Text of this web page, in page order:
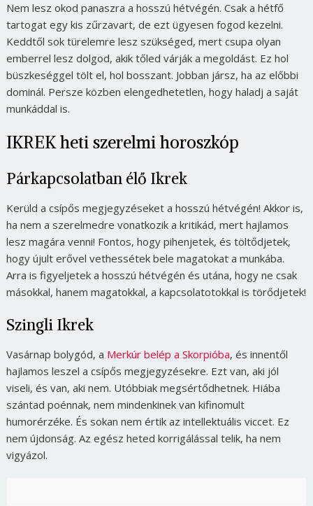
Nem lesz okod panaszra a hosszú hétvégén. Csak a hétfő
tartogat egy kis zűrzavart, de ezt ügyesen fogod kezelni.
Keddtől sok türelemre lesz szükséged, mert csupa olyan
emberrel lesz dolgod, akik tőled várják a megoldást. Ez hol
büszkeséggel tölt el, hol bosszant. Jobban jársz, ha az előbbi
dominál. Persze közben elengedhetetlen, hogy haladj a saját
munkáddal is.
IKREK heti szerelmi horoszkóp
Párkapcsolatban élő Ikrek
Kerüld a csípős megjegyzéseket a hosszú hétvégén! Akkor is,
ha nem a szerelmedre vonatkozik a kritikád, mert hajlamos
lesz magára venni! Fontos, hogy pihenjetek, és töltődjetek,
hogy újult erővel vethessétek bele magatokat a munkába.
Arra is figyeljetek a hosszú hétvégén és utána, hogy ne csak
másokkal, hanem magatokkal, a kapcsolatotokkal is törődjetek!
Szingli Ikrek
Vasárnap bolygód, a Merkúr belép a Skorpióba, és innentől
hajlamos leszel a csípős megjegyzésekre. Ezt van, aki jól
viseli, és van, aki nem. Utóbbiak megsértődhetnek. Hiába
szántad poénnak, nem mindenkinek van kifinomult
humorérzéke. És sokan nem értik az intellektuális viccet. Ez
nem újdonság. Az egész heted korrigálással telik, ha nem
vigyázol.